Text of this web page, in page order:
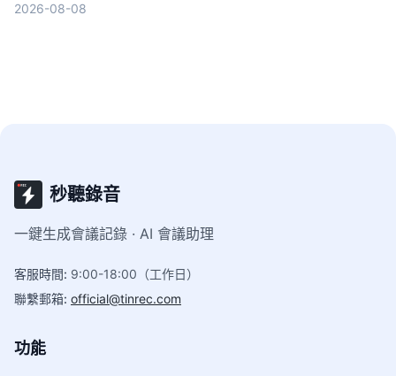
2026-08-08
秒聽錄音
一鍵生成會議記錄 · AI 會議助理
客服時間: 9:00-18:00（工作日）
聯繫郵箱: official@tinrec.com
功能